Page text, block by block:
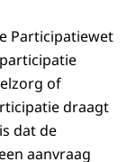
Participatiewet
of
draagt
dat de
aanvraag